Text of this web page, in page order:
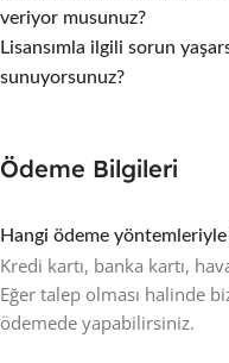
veriyor musunuz?
Lisansımla ilgili sorun
sunuyorsunuz?
Ödeme Bilgileri
Hangi ödeme
Kredi kartı, banka kartı,
Eğer talep olması halinde
ödemede yapabilirsiniz.